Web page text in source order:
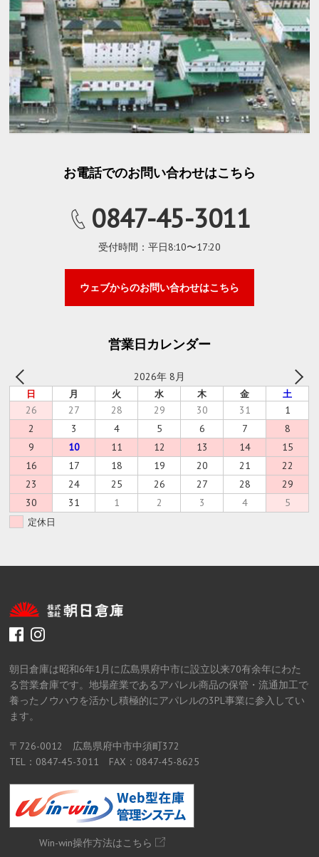
お電話でのお問い合わせはこちら
0847-45-3011
受付時間：平日8:10〜17:20
ウェブからのお問い合わせはこちら
営業日カレンダー
2026年 8月
日 月 火 水 木 金 土
26 27 28 29 30 31
1
2
3 4 5 6 7
8
9
10 11 12 13 14
15
16
17 18 19 20 21
22
23
24 25 26 27 28
29
30
31 1 2 3 4 5
定休日
facebook
朝日倉庫は昭和6年1月に広島県府中市に設立以来70有余年にわた
る営業倉庫です。地場産業であるアパレル商品の保管・流通加工で
養ったノウハウを活かし積極的にアパレルの3PL事業に参入してい
ます。
〒726-0012 広島県府中市中須町372
TEL：0847-45-3011 FAX：0847-45-8625
Win-win操作方法はこちら